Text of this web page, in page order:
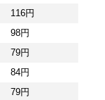
116円
98円
79円
84円
79円